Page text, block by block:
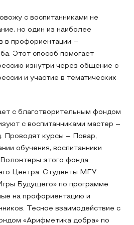
с воспитанниками не
но один из наиболее
в профориентации –
Этот способ помогает
изнутри через общение с
и участие в тематических
с благотворительным фондом
с воспитанниками мастер –
Проводят курсы – Повар,
обучения, воспитанники
этого фонда
Центра. Студенты МГУ
Будущего» по программе
на профориентацию и
Тесное взаимодействие с
«Арифметика добра» по